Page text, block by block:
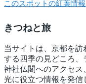
このスポットの紅葉情
きつねと旅
当サイトは、京都を訪
する四季の見どころ、
神社仏閣へのアクセ
光に役立つ情報を発信